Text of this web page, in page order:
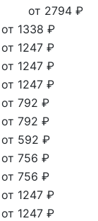
от 2794 ₽
от 1338 ₽
от 1247 ₽
от 1247 ₽
от 1247 ₽
от 792 ₽
от 792 ₽
от 592 ₽
от 756 ₽
от 756 ₽
от 1247 ₽
от 1247 ₽